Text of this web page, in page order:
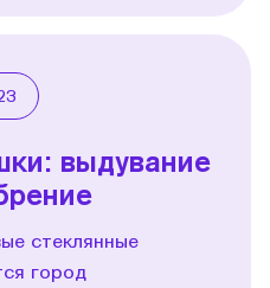
выдувание
стеклянные
город